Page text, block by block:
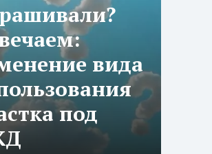
вида
под